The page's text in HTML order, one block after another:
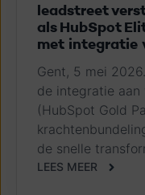
leadstreet
als HubSpot
met​ integratie​
Gent, 5 mei
de integratie aan
(HubSpot Gold
de snelle
LEES MEER